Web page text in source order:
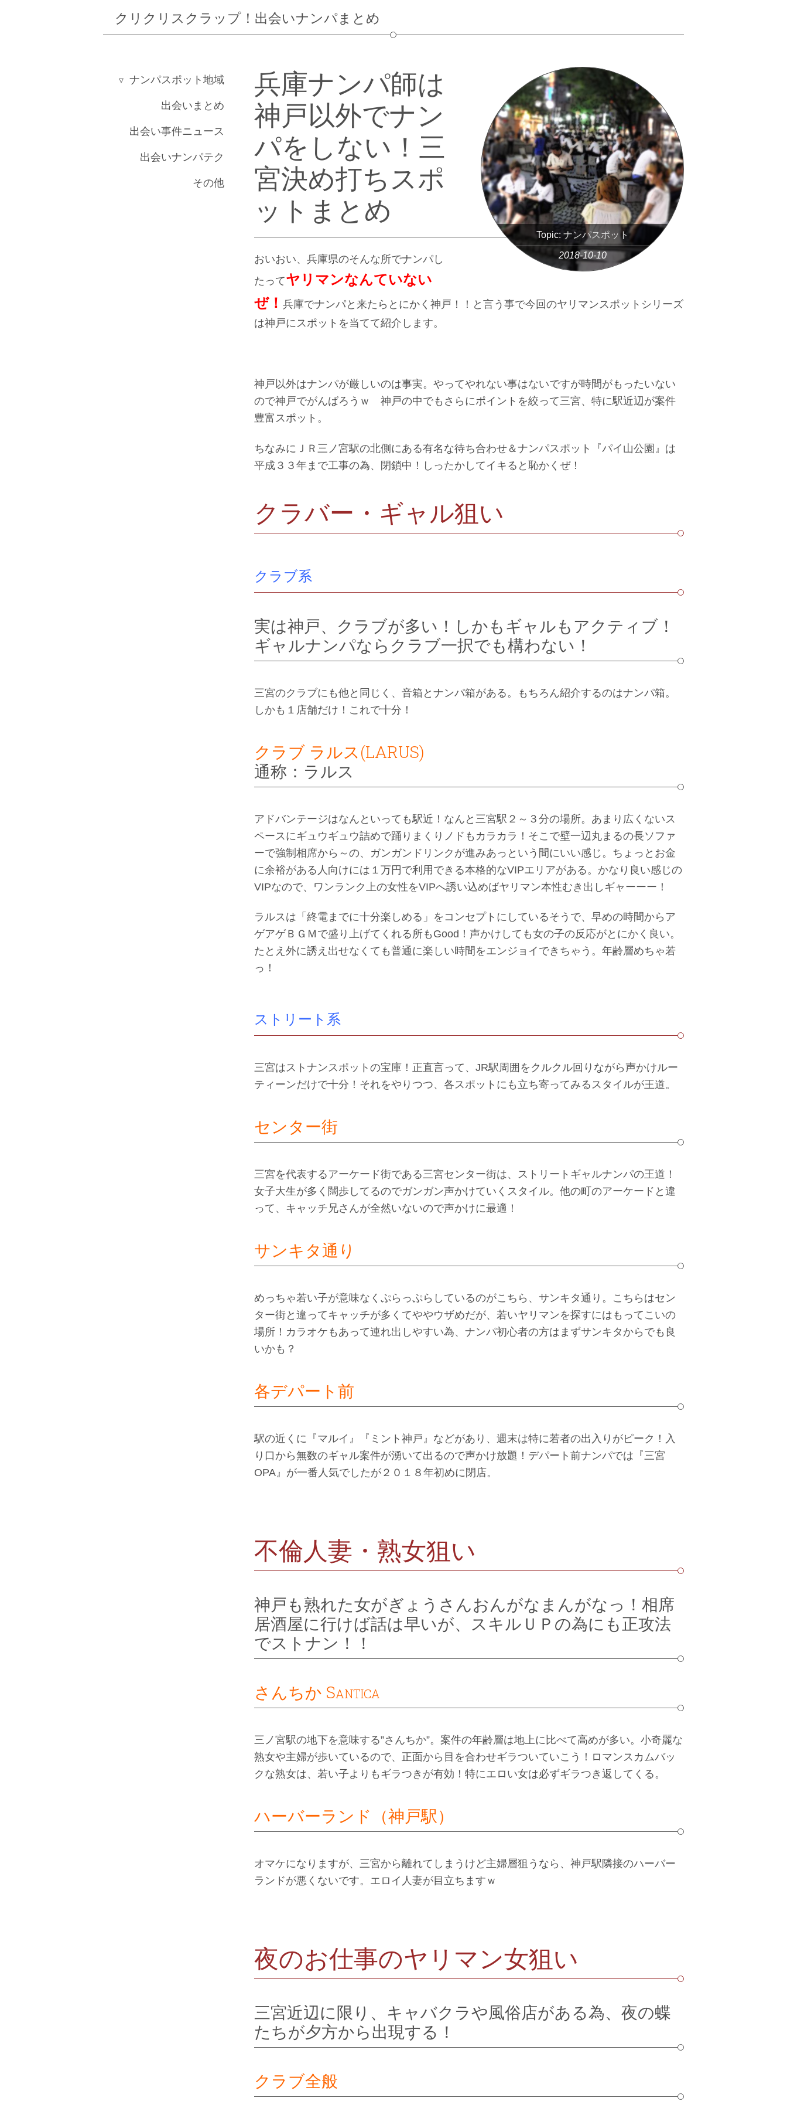
クリクリスクラップ！出会いナンパまとめ
ナンパスポット地域
北海道
東京
千葉
埼玉
出会いまとめ
出会い事件ニュース
出会いナンパテク
その他
Topic: ナンパスポット
2018-10-10
兵庫ナンパ師は
神戸以外でナン
パをしない！三
宮決め打ちスポ
ットまとめ
おいおい、兵庫県のそんな所でナンパし
たってヤリマンなんていない
ぜ！ 兵庫でナンパと来たらとにかく神戸！！と言う事で今回のヤリマンスポットシリーズ
は神戸にスポットを当てて紹介します。
神戸以外はナンパが厳しいのは事実。やってやれない事はないですが時間がもったいない
ので神戸でがんばろうｗ 神戸の中でもさらにポイントを絞って三宮、特に駅近辺が案件
豊富スポット。
ちなみにＪＲ三ノ宮駅の北側にある有名な待ち合わせ＆ナンパスポット『パイ山公園』は
平成３３年まで工事の為、閉鎖中！しったかしてイキると恥かくぜ！
クラバー・ギャル狙い
クラブ系
実は神戸、クラブが多い！しかもギャルもアクティブ！
ギャルナンパならクラブ一択でも構わない！
三宮のクラブにも他と同じく、音箱とナンパ箱がある。もちろん紹介するのはナンパ箱。
しかも１店舗だけ！これで十分！
クラブ ラルス(LARUS)
通称：ラルス
アドバンテージはなんといっても駅近！なんと三宮駅２～３分の場所。あまり広くないス
ペースにギュウギュウ詰めで踊りまくりノドもカラカラ！そこで壁一辺丸まるの長ソファ
ーで強制相席から～の、ガンガンドリンクが進みあっという間にいい感じ。ちょっとお金
に余裕がある人向けには１万円で利用できる本格的なVIPエリアがある。かなり良い感じの
VIPなので、ワンランク上の女性をVIPへ誘い込めばヤリマン本性むき出しギャーーー！
ラルスは「終電までに十分楽しめる」をコンセプトにしているそうで、早めの時間からア
ゲアゲＢＧＭで盛り上げてくれる所もGood！声かけしても女の子の反応がとにかく良い。
たとえ外に誘え出せなくても普通に楽しい時間をエンジョイできちゃう。年齢層めちゃ若
っ！
ストリート系
三宮はストナンスポットの宝庫！正直言って、JR駅周囲をクルクル回りながら声かけルー
ティーンだけで十分！それをやりつつ、各スポットにも立ち寄ってみるスタイルが王道。
センター街
三宮を代表するアーケード街である三宮センター街は、ストリートギャルナンパの王道！
女子大生が多く闊歩してるのでガンガン声かけていくスタイル。他の町のアーケードと違
って、キャッチ兄さんが全然いないので声かけに最適！
サンキタ通り
めっちゃ若い子が意味なくぷらっぷらしているのがこちら、サンキタ通り。こちらはセン
ター街と違ってキャッチが多くてややウザめだが、若いヤリマンを探すにはもってこいの
場所！カラオケもあって連れ出しやすい為、ナンパ初心者の方はまずサンキタからでも良
いかも？
各デパート前
駅の近くに『マルイ』『ミント神戸』などがあり、週末は特に若者の出入りがピーク！入
り口から無数のギャル案件が湧いて出るので声かけ放題！デパート前ナンパでは『三宮
OPA』が一番人気でしたが２０１８年初めに閉店。
不倫人妻・熟女狙い
神戸も熟れた女がぎょうさんおんがなまんがなっ！相席
居酒屋に行けば話は早いが、スキルＵＰの為にも正攻法
でストナン！！
さんちか Santica
三ノ宮駅の地下を意味する”さんちか”。案件の年齢層は地上に比べて高めが多い。小奇麗な
熟女や主婦が歩いているので、正面から目を合わせギラついていこう！ロマンスカムバッ
クな熟女は、若い子よりもギラつきが有効！特にエロい女は必ずギラつき返してくる。
ハーバーランド（神戸駅）
オマケになりますが、三宮から離れてしまうけど主婦層狙うなら、神戸駅隣接のハーバー
ランドが悪くないです。エロイ人妻が目立ちますｗ
夜のお仕事のヤリマン女狙い
三宮近辺に限り、キャバクラや風俗店がある為、夜の蝶
たちが夕方から出現する！
クラブ全般